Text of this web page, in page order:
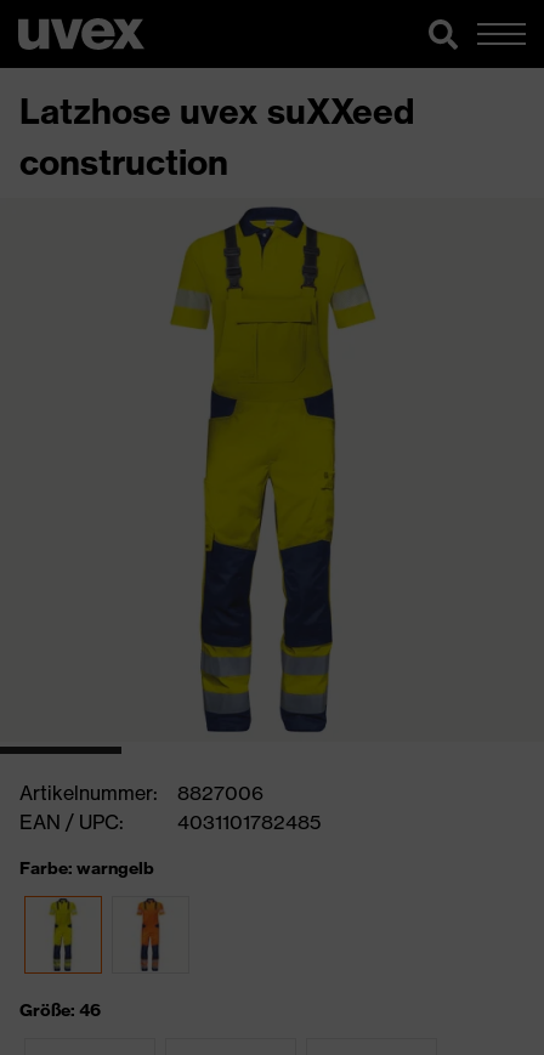
Latzhose uvex suXXeed
construction
Artikelnummer:
8827006
EAN / UPC:
4031101782485
Farbe: warngelb
Größe: 46